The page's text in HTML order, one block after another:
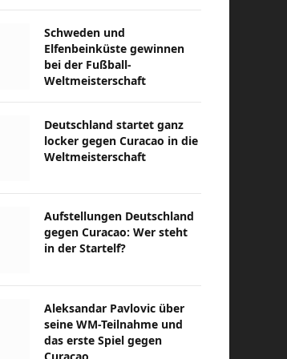
Schweden und
Elfenbeinküste gewinnen
bei der Fußball-
Weltmeisterschaft
Deutschland startet ganz
locker gegen Curacao in die
Weltmeisterschaft
Aufstellungen Deutschland
gegen Curacao: Wer steht
in der Startelf?
Aleksandar Pavlovic über
seine WM-Teilnahme und
das erste Spiel gegen
Curacao